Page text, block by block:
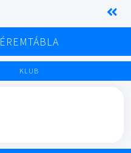
ÉREMTÁBLA
KLUB